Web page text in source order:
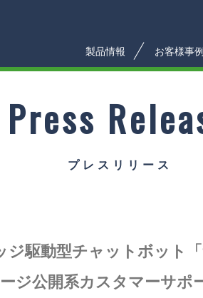
製品情報 お客様事例
Press
プレスリリース
駆動型チャットボット「
ジ公開系カスタマーサポ